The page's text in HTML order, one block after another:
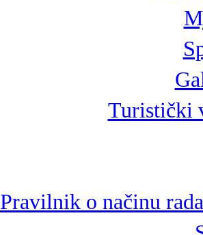
Turistički
Pravilnik o načinu